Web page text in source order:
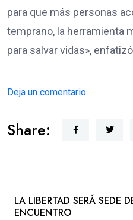
para que más personas
temprano, la herramienta
para salvar vidas»,
Deja un comentario
Share:
LA LIBERTAD SERÁ SEDE
ENCUENTRO